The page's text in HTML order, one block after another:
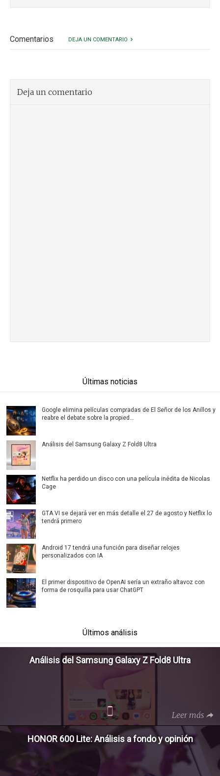
Comentarios DEJA UN COMENTARIO
Deja un comentario
Últimas noticias
Google elimina películas compradas de El Señor de los Anillos y
reabre el debate sobre la propied...
Análisis del Samsung Galaxy Z Fold8 Ultra
Netflix ha perdido un disco con una película inédita de Nicolas
Cage
GTA VI se dejará ver en más detalle el 27 de agosto y Netflix lo
tendrá primero
Android 17 tendrá una función para diseñar relojes
personalizados con IA
El primer dispositivo de OpenAI sería un extraño altavoz con
forma de rosquilla para usar ChatGPT
Últimos análisis
Análisis del Samsung Galaxy Z Fold8 Ultra
Leer más
HONOR 600 Lite: Análisis a fondo y opinión